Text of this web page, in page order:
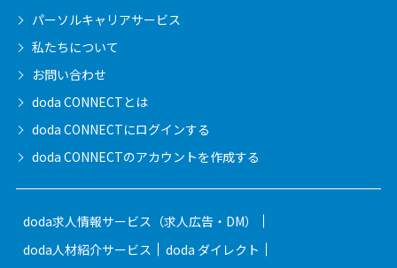
パーソルキャリアサービス
私たちについて
お問い合わせ
doda CONNECTとは
doda CONNECTにログインする
doda CONNECTのアカウントを作成する
doda求人情報サービス（求人広告・DM）
doda人材紹介サービス
doda ダイレクト